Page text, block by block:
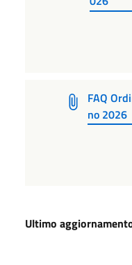
FAQ
no 2026
Ultimo